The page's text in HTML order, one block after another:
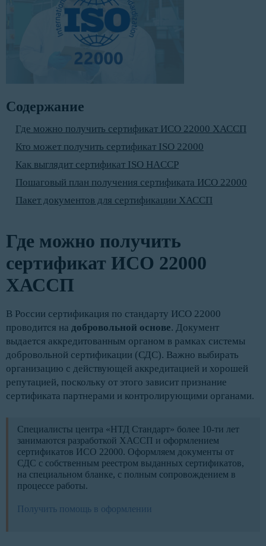
Содержание
Где можно получить сертификат ИСО 22000 ХАССП
Кто может получить сертификат ISO 22000
Как выглядит сертификат ISO HACCP
Пошаговый план получения сертификата ИСО 22000
Пакет документов для сертификации ХАССП
Где можно получить
сертификат ИСО 22000
ХАССП
В России сертификация по стандарту ИСО 22000
проводится на добровольной основе. Документ
выдается аккредитованным органом в рамках системы
добровольной сертификации (СДС). Важно выбирать
организацию с действующей аккредитацией и хорошей
репутацией, поскольку от этого зависит признание
сертификата партнерами и контролирующими органами.
Специалисты центра «НТД Стандарт» более 10-ти лет
занимаются разработкой ХАССП и оформлением
сертификатов ИСО 22000. Оформляем документы от
СДС с собственным реестром выданных сертификатов,
на специальном бланке, с полным сопровождением в
процессе работы.
Получить помощь в оформлении